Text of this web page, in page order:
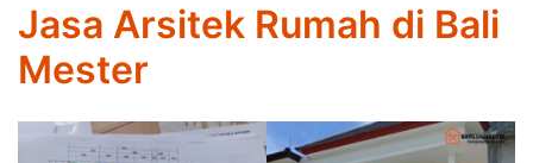
Jasa Arsitek Rumah di Bali
Mester